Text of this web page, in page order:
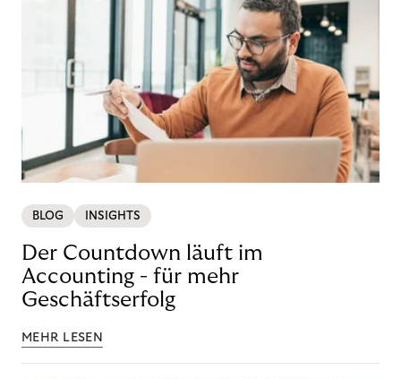
BLOG INSIGHTS
Der Countdown läuft im
Accounting - für mehr
Geschäftserfolg
MEHR LESEN